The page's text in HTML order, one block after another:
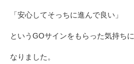
「安心してそっちに進んで良い」
というGOサインをもらった気持ちに
なりました。